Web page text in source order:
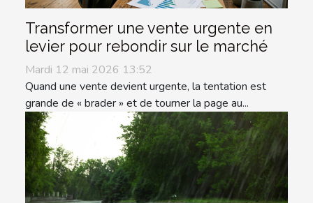
Transformer une vente urgente en
levier pour rebondir sur le marché
Mardi 12 mai 2026 13:52
Quand une vente devient urgente, la tentation est
grande de « brader » et de tourner la page au...